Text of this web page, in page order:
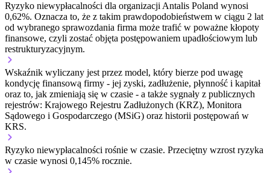
Ryzyko niewypłacalności dla organizacji Antalis Poland wynosi
0,62%. Oznacza to, że z takim prawdopodobieństwem w ciągu 2 lat
od wybranego sprawozdania firma może trafić w poważne kłopoty
finansowe, czyli zostać objęta postępowaniem upadłościowym lub
restrukturyzacyjnym.
Wskaźnik wyliczany jest przez model, który bierze pod uwagę
kondycję finansową firmy - jej zyski, zadłużenie, płynność i kapitał
oraz to, jak zmieniają się w czasie - a także sygnały z publicznych
rejestrów: Krajowego Rejestru Zadłużonych (KRZ), Monitora
Sądowego i Gospodarczego (MSiG) oraz historii postępowań w
KRS.
Ryzyko niewypłacalności rośnie w czasie. Przeciętny wzrost ryzyka
w czasie wynosi 0,145% rocznie.